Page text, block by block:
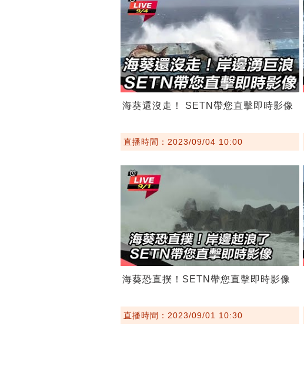
海葵還沒走！ SETN帶您直擊即時影像
直播時間：2023/09/04 10:00
海葵恐直撲！SETN帶您直擊即時影像
直播時間：2023/09/01 10:30